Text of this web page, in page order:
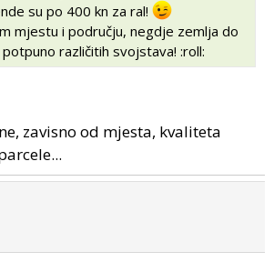
su po 400 kn za ral!
mjestu i području, negdje zemlja do
različitih svojstava! :roll:
zavisno od mjesta, kvaliteta